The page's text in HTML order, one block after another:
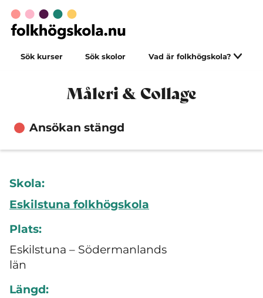
Sök kurser Sök skolor Vad är folkhögskola?
Måleri & Collage
Ansökan stängd
Skola:
Eskilstuna folkhögskola
Plats:
Eskilstuna – Södermanlands
län
Längd: